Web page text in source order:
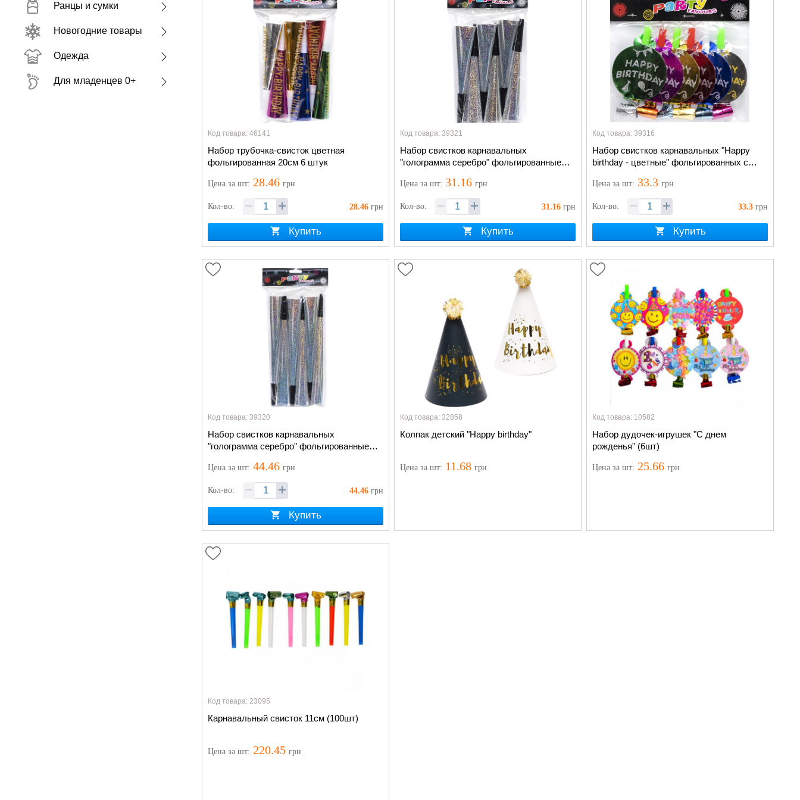
Ранцы и сумки
Новогодние товары
Одежда
Для младенцев 0+
Код товара: 46141
Набор трубочка-свисток цветная
фольгированная 20см 6 штук
Цена за шт: 28.46 грн
Кол-во: 28.46 грн
Купить
Код товара: 39321
Набор свистков карнавальных
"голограмма серебро" фольгированные
Ценаза шт: 31.16 грн
Кол-во: 31.16 грн
Купить
Код товара: 39316
Набор свистков карнавальных "Happy
birthday - цветные" фольгированных с
Ценаза шт: 33.3 грн
Кол-во: 33.3 грн
Купить
Код товара: 39320
Набор свистков карнавальных
"голограмма серебро" фольгированные
Цена за шт: 44.46 грн
Кол-во: 44.46 грн
Купить
Код товара: 32858
Колпак детский "Happy birthday"
Ценаза шт: 11.68 грн
Код товара: 10582
Набор дудочек-игрушек "С днем
рожденья" (6шт)
Ценаза шт: 25.66 грн
Код товара: 23095
Карнавальный свисток 11см (100шт)
Цена за шт: 220.45 грн